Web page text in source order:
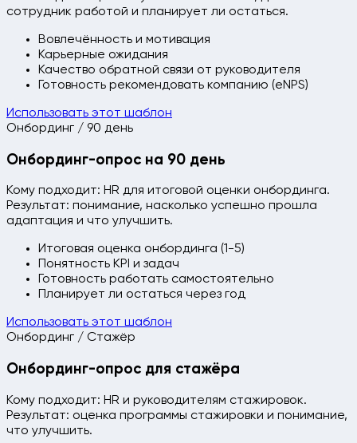
сотрудник работой и планирует ли остаться.
Вовлечённость и мотивация
Карьерные ожидания
Качество обратной связи от руководителя
Готовность рекомендовать компанию (eNPS)
Использовать этот шаблон
Онбординг / 90 день
Онбординг-опрос на 90 день
Кому подходит: HR для итоговой оценки онбординга.
Результат: понимание, насколько успешно прошла
адаптация и что улучшить.
Итоговая оценка онбординга (1-5)
Понятность KPI и задач
Готовность работать самостоятельно
Планирует ли остаться через год
Использовать этот шаблон
Онбординг / Стажёр
Онбординг-опрос для стажёра
Кому подходит: HR и руководителям стажировок.
Результат: оценка программы стажировки и понимание,
что улучшить.